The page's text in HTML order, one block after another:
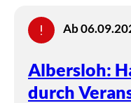
Ab
Albersloh:
durch